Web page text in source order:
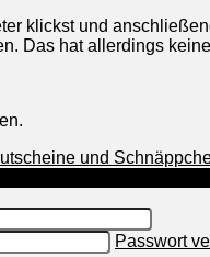
klickst und
Das hat allerdings
Passwort